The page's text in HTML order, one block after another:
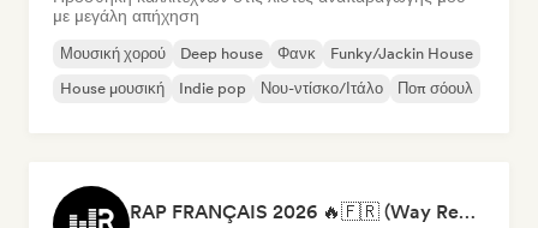
με μεγάλη απήχηση
Μουσική χορού Deep house Φανκ
Funky/Jackin House
House μουσική
Indie pop Νου-ντίσκο/Ιτάλο Ποπ σόουλ
RAP FRANÇAIS 2026 🔥🇫🇷 (Way Records)